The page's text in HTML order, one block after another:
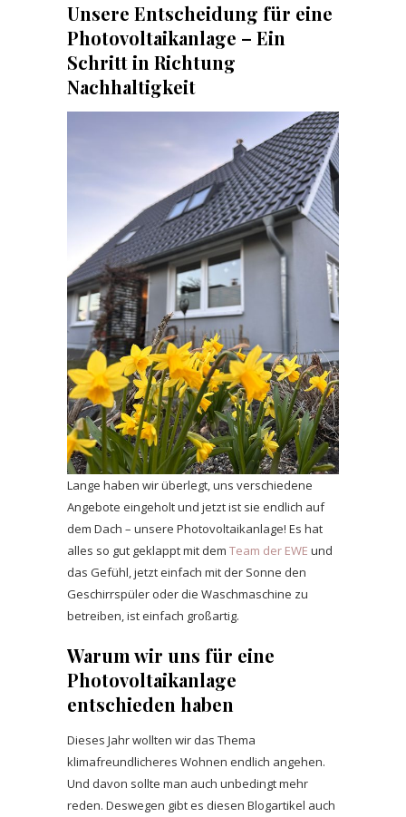
Unsere Entscheidung für eine
Photovoltaikanlage – Ein
Schritt in Richtung
Nachhaltigkeit
Lange haben wir überlegt, uns verschiedene
Angebote eingeholt und jetzt ist sie endlich auf
dem Dach – unsere Photovoltaikanlage! Es hat
alles so gut geklappt mit dem Team der EWE und
das Gefühl, jetzt einfach mit der Sonne den
Geschirrspüler oder die Waschmaschine zu
betreiben, ist einfach großartig.
Warum wir uns für eine
Photovoltaikanlage
entschieden haben
Dieses Jahr wollten wir das Thema
klimafreundlicheres Wohnen endlich angehen.
Und davon sollte man auch unbedingt mehr
reden. Deswegen gibt es diesen Blogartikel auch